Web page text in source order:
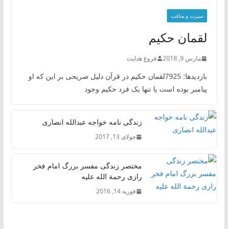
سیرت و منافب
لقمان حکیم
مارس 9, 2018 فروغ هدایت
بازدیدها: 7925لقمان حکیم در قرآن دلیل صریحی بر این که او
پیامبر بوده است یا تنها یک فرد حکیم وجود
زندگی نامه خواجه عبدالله انصاری
جولای 13, 2017
مختصر زندگی مفسر بزرگ امام فخر
رازی رحمة الله علیه
فوریه 14, 2016